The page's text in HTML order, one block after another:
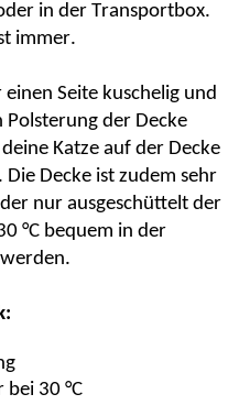
in der Transportbox.
immer.
Seite kuschelig und
der Decke
Katze auf der Decke
Decke ist zudem sehr
nur ausgeschüttelt der
°C bequem in der
30 °C